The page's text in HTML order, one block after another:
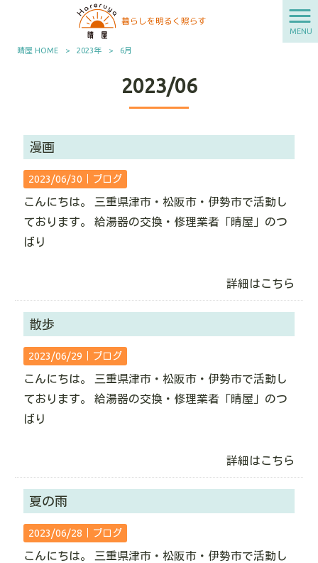
MENU
晴屋 HOME > 2023年 > 6月
2023/06
漫画
2023/06/30｜ ブログ
こんにちは。 三重県津市・松阪市・伊勢市で活動し
ております。 給湯器の交換・修理業者「晴屋」のつ
ばり
詳細はこちら
散歩
2023/06/29｜ ブログ
こんにちは。 三重県津市・松阪市・伊勢市で活動し
ております。 給湯器の交換・修理業者「晴屋」のつ
ばり
詳細はこちら
夏の雨
2023/06/28｜ ブログ
こんにちは。 三重県津市・松阪市・伊勢市で活動し